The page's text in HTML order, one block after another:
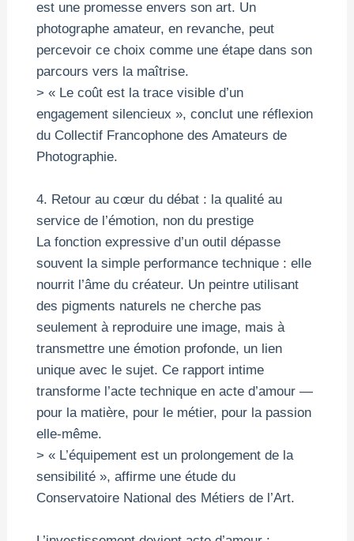
est une promesse envers son art. Un
photographe amateur, en revanche, peut
percevoir ce choix comme une étape dans son
parcours vers la maîtrise.
> « Le coût est la trace visible d’un
engagement silencieux », conclut une réflexion
du Collectif Francophone des Amateurs de
Photographie.
4. Retour au cœur du débat : la qualité au
service de l’émotion, non du prestige
La fonction expressive d’un outil dépasse
souvent la simple performance technique : elle
nourrit l’âme du créateur. Un peintre utilisant
des pigments naturels ne cherche pas
seulement à reproduire une image, mais à
transmettre une émotion profonde, un lien
unique avec le sujet. Ce rapport intime
transforme l’acte technique en acte d’amour —
pour la matière, pour le métier, pour la passion
elle-même.
> « L’équipement est un prolongement de la
sensibilité », affirme une étude du
Conservatoire National des Métiers de l’Art.